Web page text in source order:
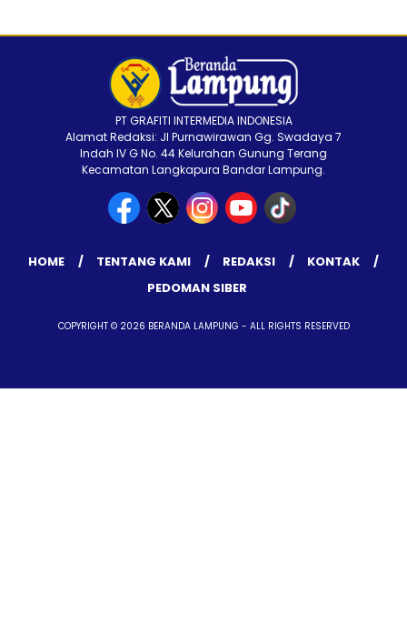
PT GRAFITI INTERMEDIA INDONESIA
Alamat Redaksi: Jl Purnawirawan Gg. Swadaya 7
Indah IV G No. 44 Kelurahan Gunung Terang
Kecamatan Langkapura Bandar Lampung.
HOME TENTANG KAMI REDAKSI
KONTAK
PEDOMAN SIBER
COPYRIGHT © 2026 BERANDA LAMPUNG - ALL RIGHTS RESERVED